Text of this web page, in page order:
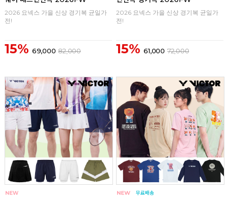
2026 요넥스 가을 신상 경기복 균일가
전!
15% 69,000 82,000
2026 요넥스 가을 신상 경기복 균일가
전!
15% 61,000 72,000